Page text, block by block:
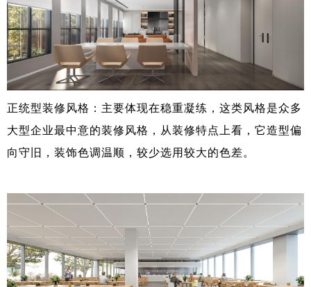
正统型装修风格：主要体现在稳重凝练，这类风格是众多
大型企业最中意的装修风格，从装修特点上看，它造型偏
向守旧，装饰色调温顺，较少选用较大的色差。